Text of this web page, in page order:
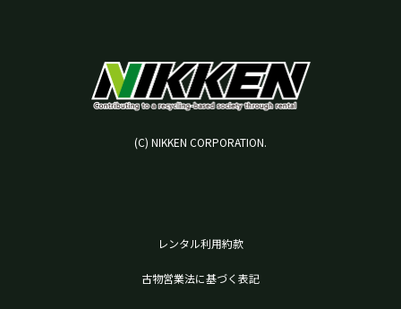
(C) NIKKEN CORPORATION.
レンタル利用約款
古物営業法に基づく表記